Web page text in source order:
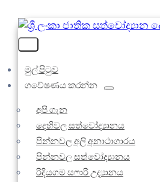
මුල් පිටුව
ගවේෂණය කරන්න
අපි ගැන
දෙහිවල සත්වෝද්‍යානය
පින්නවල අලි අනාථාගාරය
පින්නවල සත්වෝද්‍යානය
රිදියගම සෆාරි උද්‍යානය